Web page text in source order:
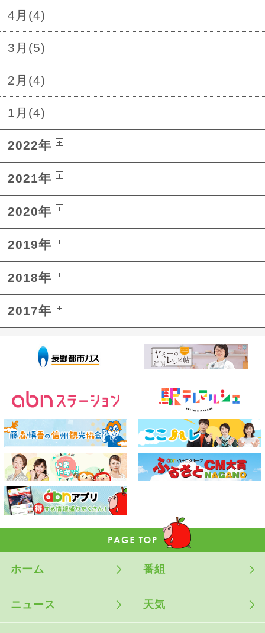
4月(4)
3月(5)
2月(4)
1月(4)
2022年
2021年
2020年
2019年
2018年
2017年
ホーム 番組
ニュース 天気